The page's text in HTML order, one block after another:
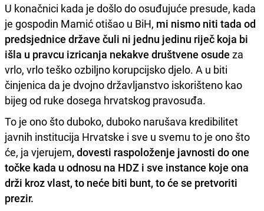
U konačnici kada je došlo do osuđujuće presude, kada
je gospodin Mamić otišao u BiH, mi nismo niti tada od
predsjednice države čuli ni jednu jedinu riječ koja bi
išla u pravcu izricanja nekakve društvene osude za
vrlo, vrlo teško ozbiljno korupcijsko djelo. A u biti
činjenica da je dvojno državljanstvo iskorišteno kao
bijeg od ruke dosega hrvatskog pravosuđa.
To je ono što duboko, duboko narušava kredibilitet
javnih institucija Hrvatske i sve u svemu to je ono što
će, ja vjerujem, dovesti raspoloženje javnosti do one
točke kada u odnosu na HDZ i sve instance koje ona
drži kroz vlast, to neće biti bunt, to će se pretvoriti
prezir.